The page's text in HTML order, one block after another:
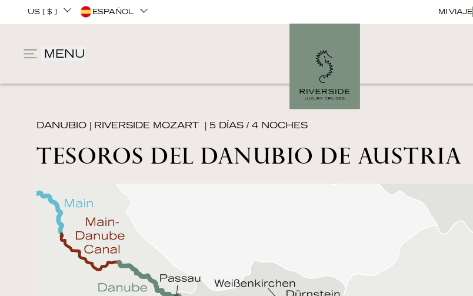
US [ $ ] ESPAÑOL MI VIAJE
MENU
DANUBIO | RIVERSIDE MOZART| 5 DÍAS / 4 NOCHES
TESOROS DEL DANUBIO DE AUSTRIA